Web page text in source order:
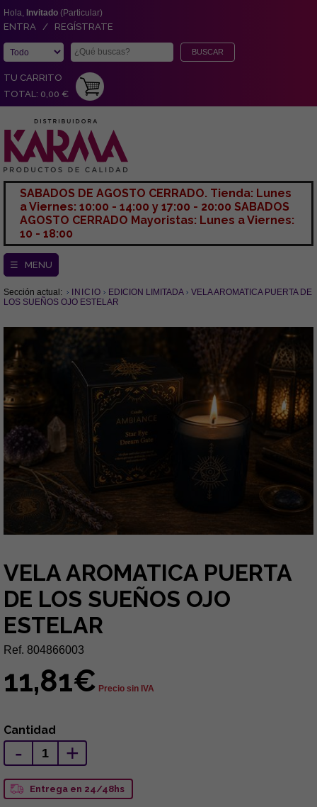
Hola, Invitado (Particular)
ENTRA / REGÍSTRATE
TU CARRITO
TOTAL: 0,00 €
SABADOS DE AGOSTO CERRADO. Tienda: Lunes
a Viernes: 10:00 - 14:00 y 17:00 - 20:00 SABADOS
AGOSTO CERRADO Mayoristas: Lunes a Viernes:
10 - 18:00
☰ MENU
Sección actual: INICIO EDICION LIMITADA
VELA AROMATICA PUERTA DE
LOS SUEÑOS OJO ESTELAR
VELA AROMATICA PUERTA
DE LOS SUEÑOS OJO
ESTELAR
Ref. 804866003
11,81€ Precio sin IVA
Cantidad
- +
Entrega en 24/48hs